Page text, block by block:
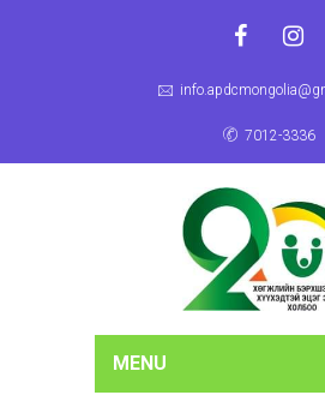
7012-3336
MENU